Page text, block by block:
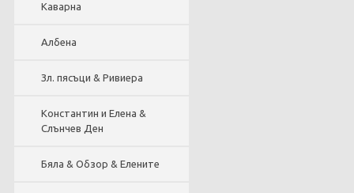
Каварна
Албена
Зл. пясъци & Ривиера
Константин и Елена &
Слънчев Ден
Бяла & Обзор & Елените